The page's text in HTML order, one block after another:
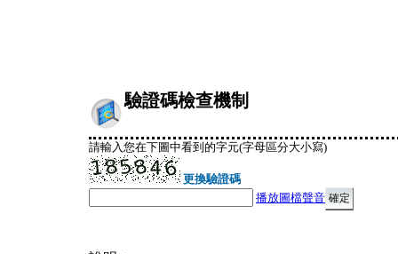
驗證碼檢查機制
請輸入您在下圖中看到的字元(字母區分大小寫)
更換驗證碼
播放圖檔聲音